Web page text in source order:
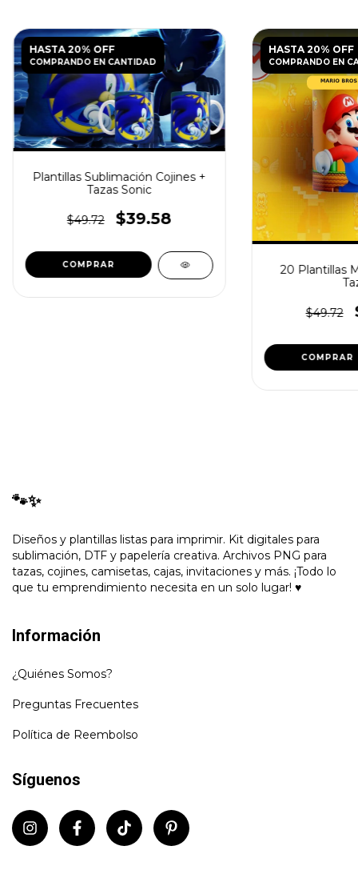
HASTA 20% OFF
COMPRANDO EN CANTIDAD
Plantillas Sublimación Cojines +
Tazas Sonic
$49.72 $39.58
HASTA 20% OFF
COMPRANDO EN
20 Plantillas
$49.72
🐾✨
Diseños y plantillas listas para imprimir. Kit digitales para
sublimación, DTF y papelería creativa. Archivos PNG para
tazas, cojines, camisetas, cajas, invitaciones y más. ¡Todo lo
que tu emprendimiento necesita en un solo lugar! ♥
Información
¿Quiénes Somos?
Preguntas Frecuentes
Política de Reembolso
Síguenos